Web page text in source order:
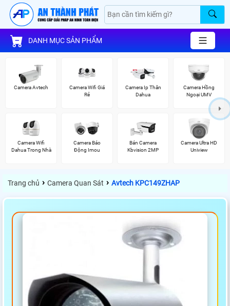
DANH MỤC SẢN PHẨM
Camera Avtech
Camera Wifi Giá
Rẻ
Camera Ip Thân
Dahua
Camera Hồng
Ngoại UMV
Camera Wifi
Dahua Trong Nhà
Camera Báo
Động Imou
Bán Camera
Kbvision 2MP
Camera Ultra HD
Uniview
Trang chủ › Camera Quan Sát › Avtech KPC149ZHAP